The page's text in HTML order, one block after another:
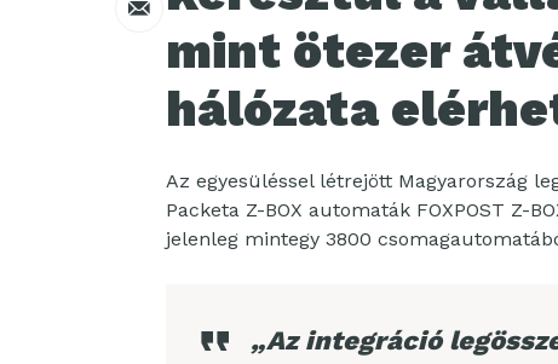
mint ötezer
hálózata
Az egyesüléssel létrejött Magyarország
Packeta Z-BOX automaták FOXPOST Z-
jelenleg mintegy 3800
„Az integráció